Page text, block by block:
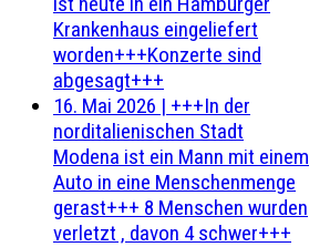
Krankenhaus eingeliefert
worden+++Konzerte sind
abgesagt+++
16. Mai 2026 | +++In der
norditalienischen Stadt
Modena ist ein Mann mit einem
Auto in eine Menschenmenge
gerast+++ 8 Menschen wurden
verletzt , davon 4 schwer+++